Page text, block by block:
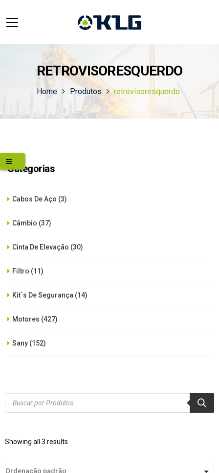
RETROVISORESQUERDO
Home Produtos retrovisoresquerdo
Categorias
Cabos De Aço (3)
Câmbio (37)
Cinta De Elevação (30)
Filtro (11)
Kit´s De Segurança (14)
Motores (427)
Sany (152)
Zoomlion(84)
Products
search
Showing all 3 results